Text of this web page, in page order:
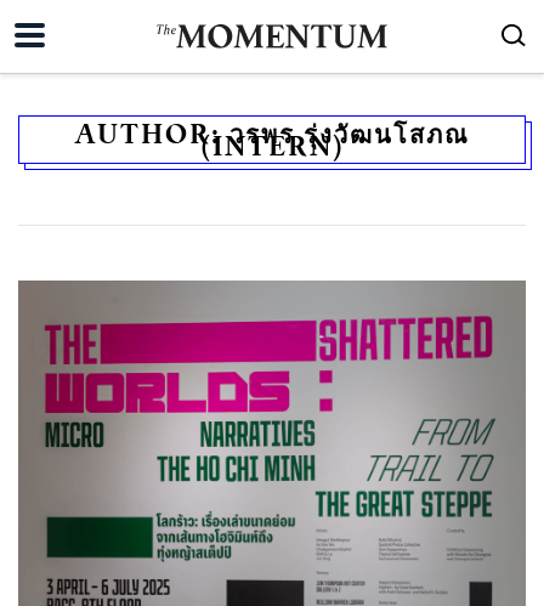
AUTHOR:วรพร รุ่งวัฒนโสภณ
(INTERN)